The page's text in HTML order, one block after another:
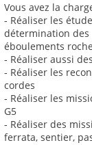
Vous avez la
- Réaliser les
détermination
éboulements
- Réaliser aussi
- Réaliser les
cordes
- Réaliser les
G5
- Réaliser des
ferrata, sentier,